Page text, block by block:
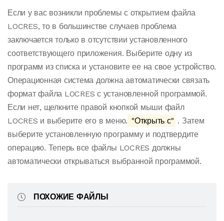
Если у вас возникли проблемы с открытием файла
LOCRES, то в большинстве случаев проблема
заключается только в отсутствии установленного
соответствующего приложения. Выберите одну из
программ из списка и установите ее на свое устройство.
Операционная система должна автоматически связать
формат файла LOCRES с установленной программой.
Если нет, щелкните правой кнопкой мыши файл
LOCRES и выберите его в меню. "Открыть с" . Затем
выберите установленную программу и подтвердите
операцию. Теперь все файлы LOCRES должны
автоматически открываться выбранной программой.
ПОХОЖИЕ ФАЙЛЫ